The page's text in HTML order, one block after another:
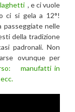
laghetti , e ci vuole
ci si gela a 12°!
passeggiate nelle
della tradizione
padronali. Non
ovunque per
manufatti in